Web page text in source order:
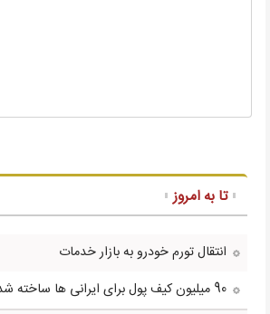
تا به امروز
انتقال تورم خودرو به بازار خدمات
90 میلیون کیف پول برای ایرانی ها ساخته شد